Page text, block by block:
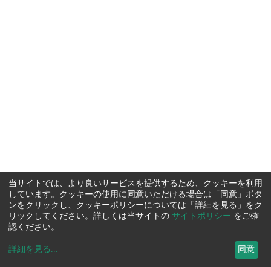
当サイトでは、より良いサービスを提供するため、クッキーを利用
しています。クッキーの使用に同意いただける場合は「同意」ボタ
ンをクリックし、クッキーポリシーについては「詳細を見る」をク
リックしてください。詳しくは当サイトの サイトポリシー をご確
認ください。
詳細を見る ... 同意